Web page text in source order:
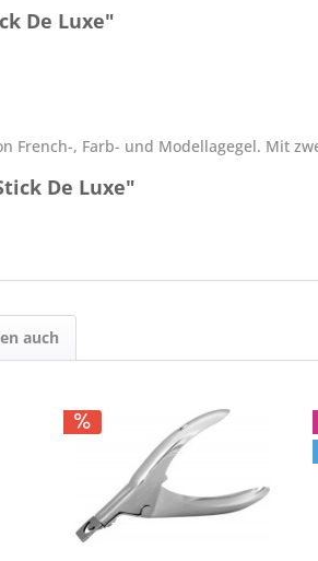
De Luxe"
, Farb- und Modellagegel. Mit
De Luxe"
auch